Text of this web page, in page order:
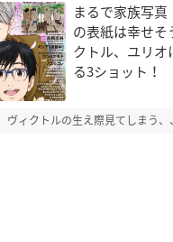
まるで家族写真
の表紙は幸せそ
クトル、ユリオ
る3ショット！
ヴィクトルの生え際見てしまう、